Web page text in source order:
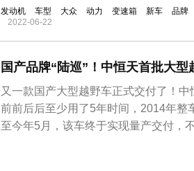
发动机 车型 大众 动力 变速箱 新车 品牌
2022-06-22
又一款国产大型越野车正式交付了！
前前后后至少用了5年时间，2014年整
至今年5月，该车终于实现量产交付，
直瀑式进气格栅两侧与大灯组相连接